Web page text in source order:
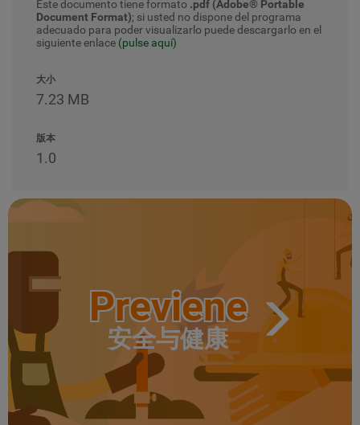
Este documento tiene formato .pdf (Adobe® Portable
Document Format); si usted no dispone del programa
adecuado para poder visualizarlo puede descargarlo en el
siguiente enlace (pulse aquí)
大小
7.23 MB
版本
1.0
Previene
安全与健康